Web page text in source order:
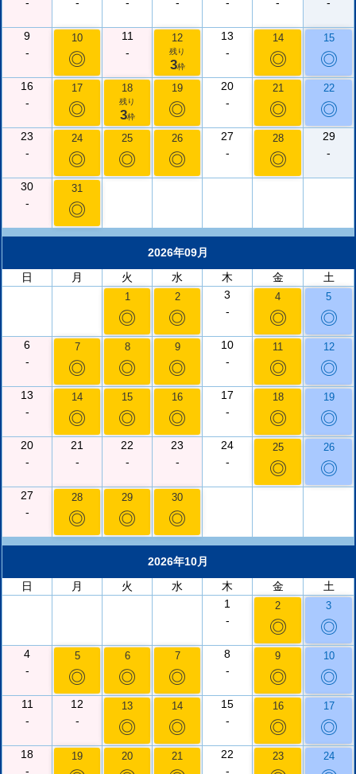
-
-
-
-
-
-
-
9
-
10
◎
11
-
12
残り
3枠
13
-
14
◎
15
◎
16
-
17
◎
18
残り
3枠
19
◎
20
-
21
◎
22
◎
23
-
24
◎
25
◎
26
◎
27
-
28
◎
29
-
30
-
31
◎
2026年09月
日
月 火 水 木 金 土
1
◎
2
◎
3
-
4
◎
5
◎
6
-
7
◎
8
◎
9
◎
10
-
11
◎
12
◎
13
-
14
◎
15
◎
16
◎
17
-
18
◎
19
◎
20
-
21
-
22
-
23
-
24
-
25
◎
26
◎
27
-
28
◎
29
◎
30
◎
2026年10月
日
月 火 水 木 金
土
1
-
2
◎
3
◎
4
-
5
◎
6
◎
7
◎
8
-
9
◎
10
◎
11
-
12
-
13
◎
14
◎
15
-
16
◎
17
◎
18
-
19 20 21
22
-
23 24